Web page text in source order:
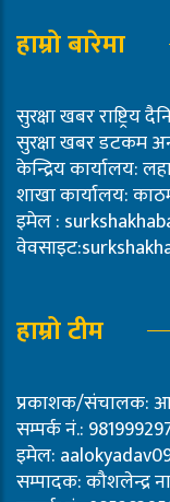
हाम्रो बारेमा
सुरक्षा खबर राष्ट्रिय
सुरक्षा खबर डटकम
केन्द्रिय कार्यालय:
शाखा कार्यालय:
इमेल :
हाम्रो टीम
प्रकाशक/संचालक:
सम्पर्क नं.:
इमेल:
सम्पादक: कौशलेन्द्र